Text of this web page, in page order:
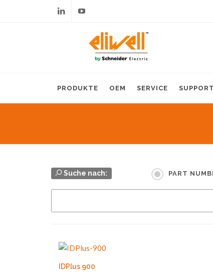
PRODUKTE OEM SERVICE SUPPORT
Suche nach: PART
IDPlus 900